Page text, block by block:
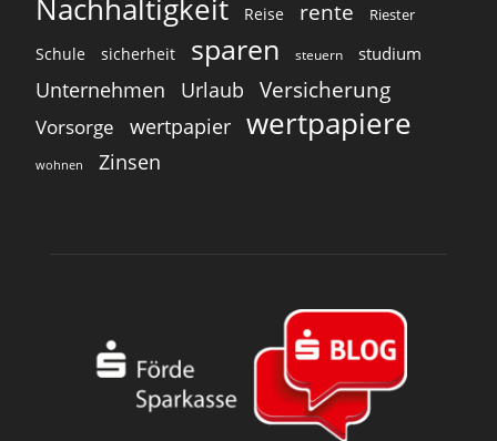
Nachhaltigkeit Reise rente Riester
Schule sicherheit sparen steuern studium
Unternehmen Urlaub Versicherung
Vorsorge wertpapier wertpapiere
wohnen Zinsen